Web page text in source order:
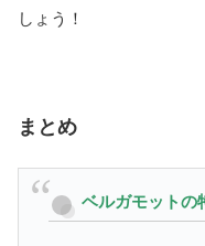
しょう！
まとめ
ベルガモットの